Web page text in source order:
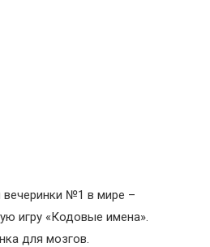
вечеринки №1 в мире –
игру «Кодовые имена».
для мозгов.